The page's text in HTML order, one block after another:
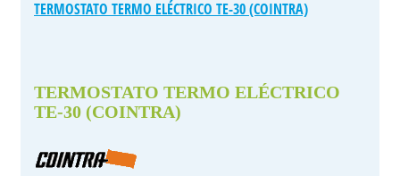
TERMOSTATO TERMO ELÉCTRICO TE-30 (COINTRA)
TERMOSTATO TERMO ELÉCTRICO
TE-30 (COINTRA)